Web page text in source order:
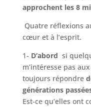
approchent les 8
Quatre réflexions
cœur et à l’esprit.
1- D’abord si
m’intéresse pas
toujours répondre
générations
Est-ce qu’elles ont